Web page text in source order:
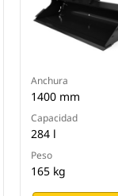
Anchura
1400 mm
Capacidad
284 l
Peso
165 kg